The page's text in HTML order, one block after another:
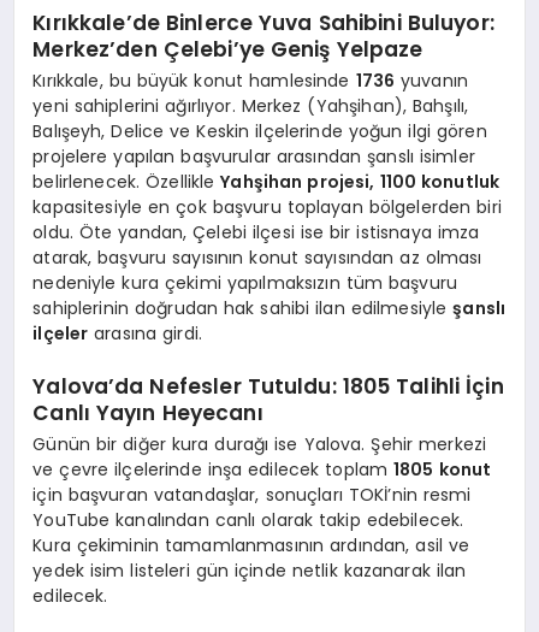
Kırıkkale’de Binlerce Yuva Sahibini Buluyor:
Merkez’den Çelebi’ye Geniş Yelpaze
Kırıkkale, bu büyük konut hamlesinde 1736 yuvanın
yeni sahiplerini ağırlıyor. Merkez (Yahşihan), Bahşılı,
Balışeyh, Delice ve Keskin ilçelerinde yoğun ilgi gören
projelere yapılan başvurular arasından şanslı isimler
belirlenecek. ÖzellikleYahşihan projesi, 1100 konutluk
kapasitesiyle en çok başvuru toplayan bölgelerden biri
oldu. Öte yandan, Çelebi ilçesi ise bir istisnaya imza
atarak, başvuru sayısının konut sayısından az olması
nedeniyle kura çekimi yapılmaksızın tüm başvuru
sahiplerinin doğrudan hak sahibi ilan edilmesiyleşanslı
ilçeler arasına girdi.
Yalova’da Nefesler Tutuldu: 1805 Talihli İçin
Canlı Yayın Heyecanı
Günün bir diğer kura durağı ise Yalova. Şehir merkezi
ve çevre ilçelerinde inşa edilecek toplam1805 konut
için başvuran vatandaşlar, sonuçları TOKİ’nin resmi
YouTube kanalından canlı olarak takip edebilecek.
Kura çekiminin tamamlanmasının ardından, asil ve
yedek isim listeleri gün içinde netlik kazanarak ilan
edilecek.